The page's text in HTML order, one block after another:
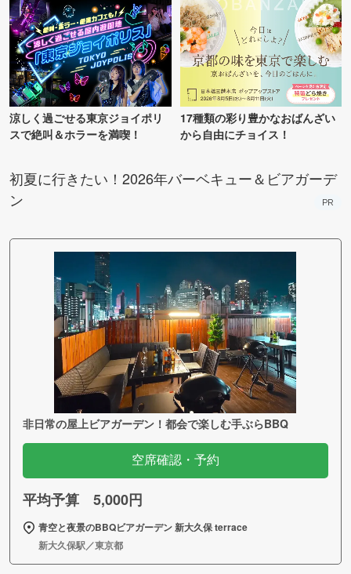
涼しく過ごせる東京ジョイポリ
スで絶叫＆ホラーを満喫！
17種類の彩り豊かなおばんざい
から自由にチョイス！
初夏に行きたい！2026年バーベキュー＆ビアガーデ
ン
PR
非日常の屋上ビアガーデン！都会で楽しむ手ぶらBBQ
空席確認・予約
平均予算 5,000円
青空と夜景のBBQビアガーデン 新大久保 terrace
新大久保駅／東京都